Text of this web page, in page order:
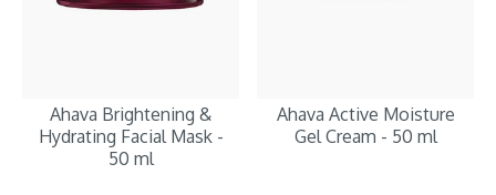
Ahava Brightening &
Hydrating Facial Mask -
50 ml
Ahava Active Moisture
Gel Cream - 50 ml